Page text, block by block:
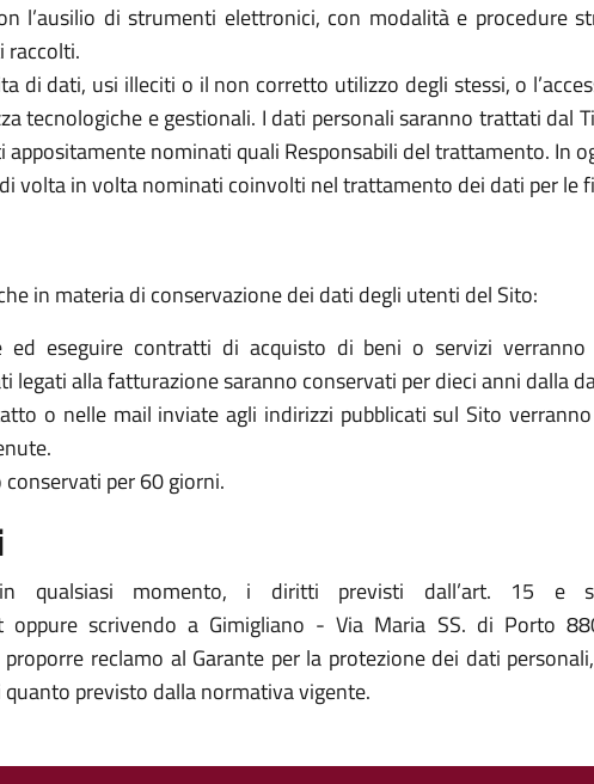
l’ausilio di strumenti elettronici, con modalità e procedure
raccolti.
di dati, usi illeciti o il non corretto utilizzo degli stessi, o
tecnologiche e gestionali. I dati personali saranno trattati dal
nominati quali Responsabili del trattamento. In
volta in volta nominati coinvolti nel trattamento dei dati per le
in materia di conservazione dei dati degli utenti del Sito:
eseguire contratti di acquisto di beni o servizi
legati alla fatturazione saranno conservati per dieci anni dalla
o nelle mail inviate agli indirizzi pubblicati sul Sito
per 60 giorni.
in qualsiasi momento, i diritti previsti dall’art. 15 e
oppure scrivendo a Gimigliano - Via Maria SS. di Porto
reclamo al Garante per la protezione dei dati
previsto dalla normativa vigente.